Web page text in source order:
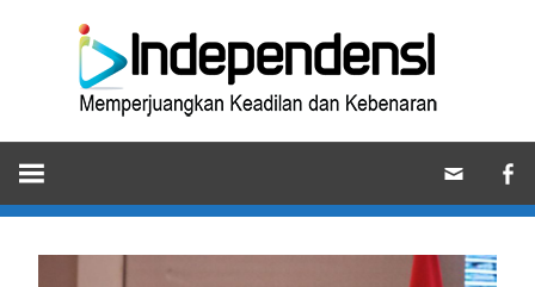
Memperjuangkan
Keadilan
dan
Kebenaran